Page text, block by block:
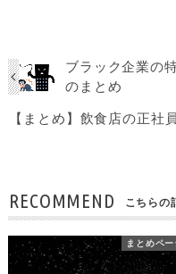
ブラック企業の
のまとめ
【まとめ】飲食店の正社
RECOMMEND こちらの
まとめペー